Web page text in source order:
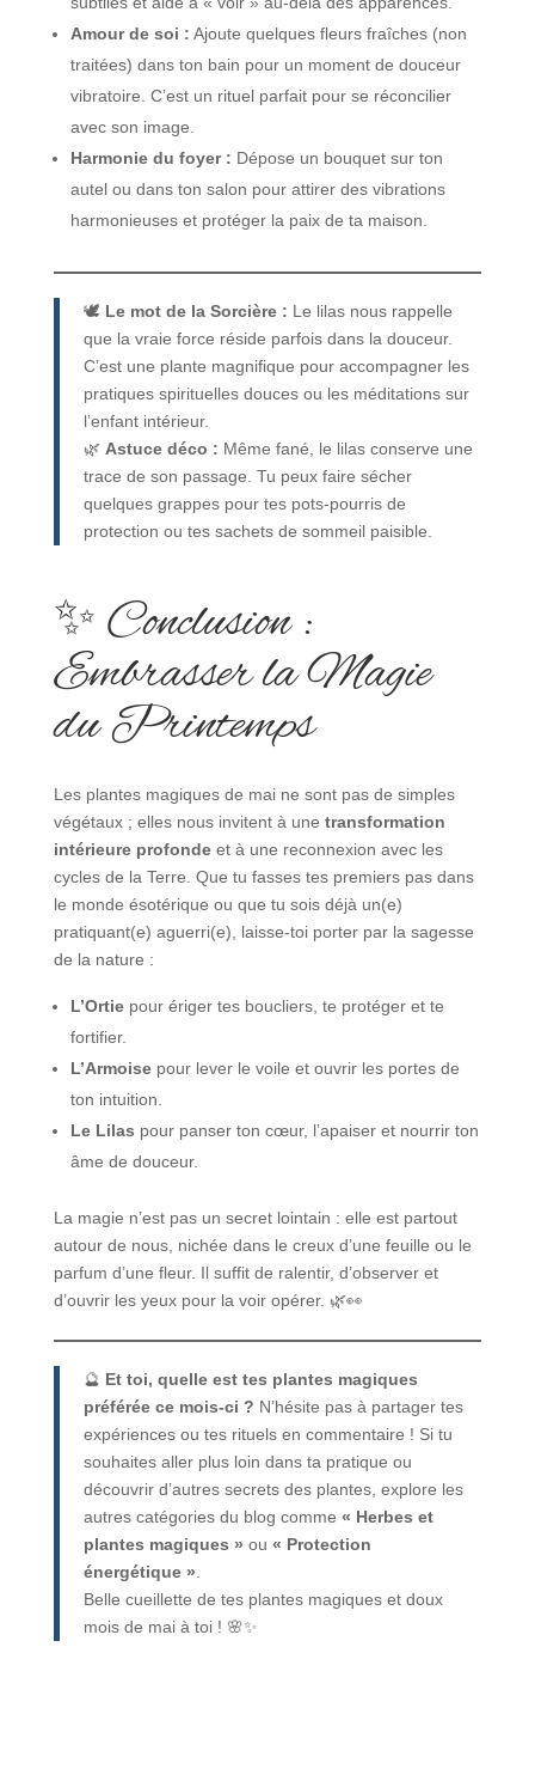
Amour de soi : Ajoute quelques fleurs fraîches (non
traitées) dans ton bain pour un moment de douceur
vibratoire. C’est un rituel parfait pour se réconcilier
avec son image.
Harmonie du foyer : Dépose un bouquet sur ton
autel ou dans ton salon pour attirer des vibrations
harmonieuses et protéger la paix de ta maison.
🕊️ Le mot de la Sorcière : Le lilas nous rappelle
que la vraie force réside parfois dans la douceur.
C’est une plante magnifique pour accompagner les
pratiques spirituelles douces ou les méditations sur
l’enfant intérieur.
🌿 Astuce déco : Même fané, le lilas conserve une
trace de son passage. Tu peux faire sécher
quelques grappes pour tes pots-pourris de
protection ou tes sachets de sommeil paisible.
✨ Conclusion :
Embrasser la Magie
du Printemps
Les plantes magiques de mai ne sont pas de simples
végétaux ; elles nous invitent à une transformation
intérieure profondeet à une reconnexion avec les
cycles de la Terre. Que tu fasses tes premiers pas dans
le monde ésotérique ou que tu sois déjà un(e)
pratiquant(e) aguerri(e), laisse-toi porter par la sagesse
de la nature :
L’Ortiepour ériger tes boucliers, te protéger et te
fortifier.
L’Armoisepour lever le voile et ouvrir les portes de
ton intuition.
Le Lilas pour panser ton cœur, l’apaiser et nourrir ton
âme de douceur.
La magie n’est pas un secret lointain : elle est partout
autour de nous, nichée dans le creux d’une feuille ou le
parfum d’une fleur. Il suffit de ralentir, d’observer et
d’ouvrir les yeux pour la voir opérer. 🌿👀
🔮 Et toi, quelle est tes plantes magiques
préférée ce mois-ci ? N’hésite pas à partager tes
expériences ou tes rituels en commentaire ! Si tu
souhaites aller plus loin dans ta pratique ou
découvrir d’autres secrets des plantes, explore les
autres catégories du blog comme « Herbes et
plantes magiques » ou « Protection
énergétique »
Belle cueillette de tes plantes magiques et doux
mois de mai à toi ! 🌸✨